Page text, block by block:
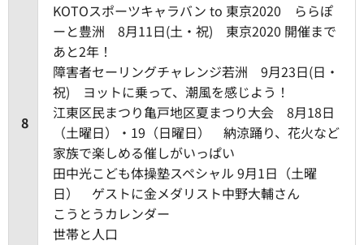
8
KOTOスポーツキャラバン to 東京2020 ららぽ
ーと豊洲 8月11日(土・祝) 東京2020 開催まで
あと2年！
障害者セーリングチャレンジ若洲 9月23日(日・
祝) ヨットに乗って、潮風を感じよう！
江東区民まつり亀戸地区夏まつり大会 8月18日
（土曜日）・19（日曜日） 納涼踊り、花火など
家族で楽しめる催しがいっぱい
田中光こども体操塾スペシャル 9月1日（土曜
日） ゲストに金メダリスト中野大輔さん
こうとうカレンダー
世帯と人口